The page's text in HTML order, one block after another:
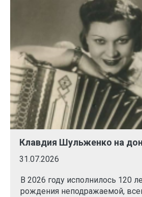
Клавдия Шульженко на
31.07.2026
В 2026 году исполнилось 120
рождения неподражаемой,